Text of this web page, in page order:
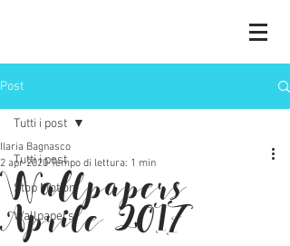
Post
Tutti i post
Stop Motion
Wallpapers
Tutti i post
Wallpapers
Aprile 2017
Ilaria Bagnasco
2 apr 2020 Tempo di lettura: 1 min